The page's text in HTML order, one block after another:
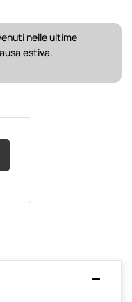
nelle ultime
estiva.